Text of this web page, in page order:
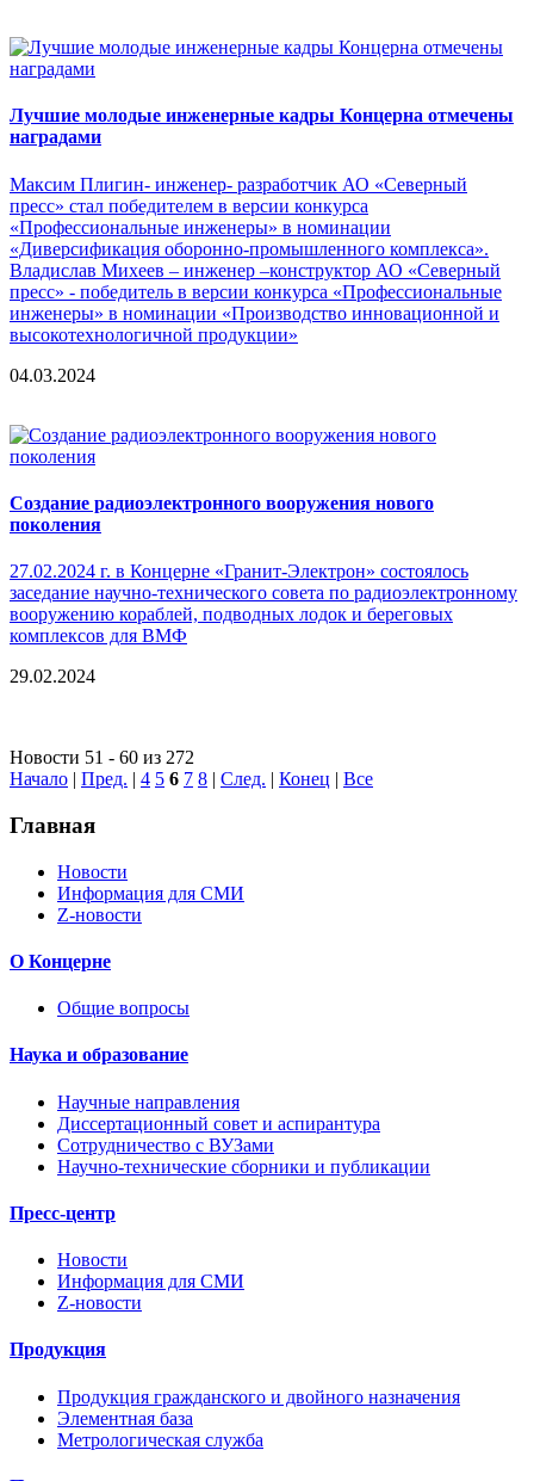
Лучшие молодые инженерные кадры Концерна отмечены
наградами
Максим Плигин- инженер- разработчик АО «Северный
пресс» стал победителем в версии конкурса
«Профессиональные инженеры» в номинации
«Диверсификация оборонно-промышленного комплекса».
Владислав Михеев – инженер –конструктор АО «Северный
пресс» - победитель в версии конкурса «Профессиональные
инженеры» в номинации «Производство инновационной и
высокотехнологичной продукции»
04.03.2024
Cоздание радиоэлектронного вооружения нового
поколения
27.02.2024 г. в Концерне «Гранит-Электрон» состоялось
заседание научно-технического совета по радиоэлектронному
вооружению кораблей, подводных лодок и береговых
комплексов для ВМФ
29.02.2024
Новости 51 - 60 из 272
Начало | Пред. | 4 5 6 7 8 | След. | Конец | Все
Главная
Новости
Информация для СМИ
Z-новости
О Концерне
Общие вопросы
Наука и образование
Научные направления
Диссертационный совет и аспирантура
Сотрудничество с ВУЗами
Научно-технические сборники и публикации
Пресс-центр
Новости
Информация для СМИ
Z-новости
Продукция
Продукция гражданского и двойного назначения
Элементная база
Метрологическая служба